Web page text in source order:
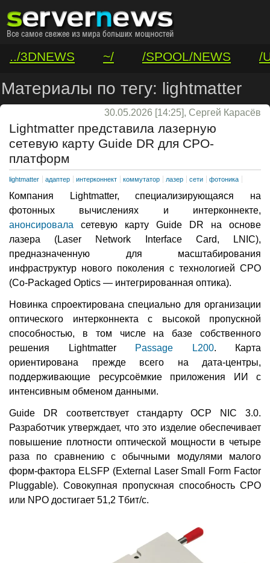
../3DNEWS ~/ /SPOOL/NEWS
/
/VAR/CONTACT
Материалы по тегу: lightmatter
30.05.2026 [14:25], Сергей Карасёв
Lightmatter представила лазерную
сетевую карту Guide DR для CPO-
платформ
lightmatter адаптер интерконнект коммутатор лазер сети фотоника
Компания Lightmatter, специализирующаяся на
фотонных вычислениях и интерконнекте,
анонсировала сетевую карту Guide DR на основе
лазера (Laser Network Interface Card, LNIC),
предназначенную для масштабирования
инфраструктур нового поколения с технологией CPO
(Co-Packaged Optics — интегрированная оптика).
Новинка спроектирована специально для организации
оптического интерконнекта с высокой пропускной
способностью, в том числе на базе собственного
решения Lightmatter
Passage L200. Карта
ориентирована прежде всего на дата-центры,
поддерживающие ресурсоёмкие приложения ИИ с
интенсивным обменом данными.
Guide DR соответствует стандарту OCP NIC 3.0.
Разработчик утверждает, что это изделие обеспечивает
повышение плотности оптической мощности в четыре
раза по сравнению с обычными модулями малого
форм-фактора ELSFP (External Laser Small Form Factor
Pluggable). Совокупная пропускная способность CPO
или NPO достигает 51,2 Тбит/с.